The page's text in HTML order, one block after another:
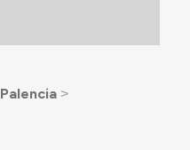
Palencia˃